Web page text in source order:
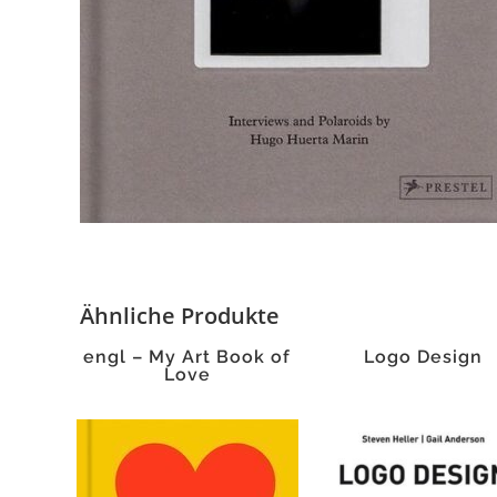
Ähnliche Produkte
engl – My Art Book of
Love
Logo Design